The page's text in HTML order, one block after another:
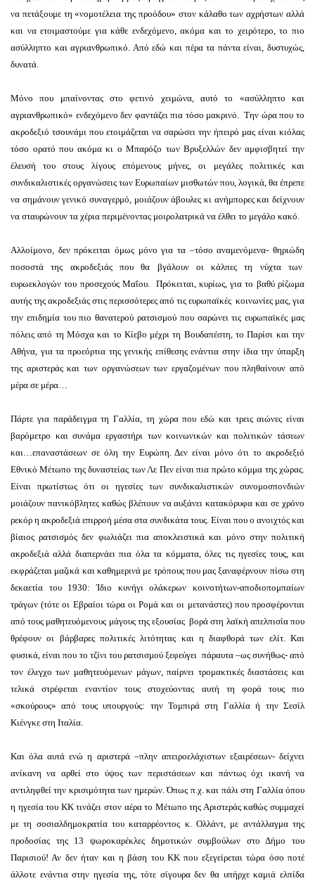
να πετάξουμε τη «νομοτέλεια της προόδου» στον κάλαθο των αχρήστων αλλά
και να ετοιμαστούμε για κάθε ενδεχόμενο, ακόμα και το χειρότερο, το πιο
ασύλληπτο και αγριανθρωπικό. Από εδώ και πέρα τα πάντα είναι, δυστυχώς,
δυνατά.
Μόνο που μπαίνοντας στο φετινό χειμώνα, αυτό το «ασύλληπτο και
αγριανθρωπικό» ενδεχόμενο δεν φαντάζει πια τόσο μακρινό. Την ώρα που το
ακροδεξιό τσουνάμι που ετοιμάζεται να σαρώσει την ήπειρό μας είναι κιόλας
τόσο ορατό που ακόμα κι ο Μπαρόζο των Βρυξελλών δεν αμφισβητεί την
έλευσή του στους λίγους επόμενους μήνες, οι μεγάλες πολιτικές και
συνδικαλιστικές οργανώσεις των Ευρωπαίων μισθωτών που, λογικά, θα έπρεπε
να σημάνουν γενικό συναγερμό, μοιάζουν άβουλες κι ανήμπορες και δείχνουν
να σταυρώνουν τα χέρια περιμένοντας μοιρολατρικά να έλθει το μεγάλο κακό.
Αλλοίμονο, δεν πρόκειται όμως μόνο για τα –τόσο αναμενόμενα- θηριώδη
ποσοστά της ακροδεξιάς που θα βγάλουν οι κάλπες τη νύχτα των
ευρωεκλογών του προσεχούς Μαΐου. Πρόκειται, κυρίως, για το βαθύ ρίζωμα
αυτής της ακροδεξιάς στις περισσότερες από τις ευρωπαϊκές κοινωνίες μας, για
την επιδημία του πιο θανατερού ρατσισμού που σαρώνει τις ευρωπαϊκές μας
πόλεις από τη Μόσχα και το Κίεβο μέχρι τη Βουδαπέστη, το Παρίσι και την
Αθήνα, για τα προεόρτια της γενικής επίθεσης ενάντια στην ίδια την ύπαρξη
της αριστεράς και των οργανώσεων των εργαζομένων που πληθαίνουν από
μέρα σε μέρα…
Πάρτε για παράδειγμα τη Γαλλία, τη χώρα που εδώ και τρεις αιώνες είναι
βαρόμετρο και συνάμα εργαστήρι των κοινωνικών και πολιτικών τάσεων
και…επαναστάσεων σε όλη την Ευρώπη. Δεν είναι μόνο ότι το ακροδεξιό
Εθνικό Μέτωπο της δυναστείας των Λε Πεν είναι πια πρώτο κόμμα της χώρας.
Είναι πρωτίστως ότι οι ηγεσίες των συνδικαλιστικών συνομοσπονδιών
μοιάζουν πανικόβλητες καθώς βλέπουν να αυξάνει κατακόρυφα και σε χρόνο
ρεκόρ η ακροδεξιά επιρροή μέσα στα συνδικάτα τους. Είναι που ο ανοιχτός και
βίαιος ρατσισμός δεν φωλιάζει πια αποκλειστικά και μόνο στην πολιτική
ακροδεξιά αλλά διαπερνάει πια όλα τα κόμματα, όλες τις ηγεσίες τους, και
εκφράζεται μαζικά και καθημερινά με τρόπους που μας ξαναφέρνουν πίσω στη
δεκαετία του 1930: Ίδιο κυνήγι ολάκερων κοινοτήτων-αποδιοπομπαίων
τράγων (τότε οι Εβραίοι τώρα οι Ρομά και οι μετανάστες) που προσφέρονται
από τους μαθητευόμενους μάγους της εξουσίας βορά στη λαϊκή απελπισία που
θρέφουν οι βάρβαρες πολιτικές λιτότητας και η διαφθορά των ελίτ. Και
φυσικά, είναι που το τζίνι του ρατσισμού ξεφεύγει πάραυτα –ως συνήθως- από
τον έλεγχο των μαθητευόμενων μάγων, παίρνει τρομακτικές διαστάσεις και
τελικά στρέφεται εναντίον τους στοχεύοντας αυτή τη φορά τους πιο
«σκούρους» από τους υπουργούς: την Τομπιρά στη Γαλλία ή την Σεσίλ
Κιένγκε στη Ιταλία.
Και όλα αυτά ενώ η αριστερά –πλην απειροελάχιστων εξαιρέσεων- δείχνει
ανίκανη να αρθεί στο ύψος των περιστάσεων και πάντως όχι ικανή να
αντιληφθεί την κρισιμότητα των ημερών. Όπως π.χ. και πάλι στη Γαλλία όπου
η ηγεσία του ΚΚ τινάζει στον αέρα το Μέτωπο της Αριστεράς καθώς συμμαχεί
με τη σοσιαλδημοκρατία του καταρρέοντος κ. Ολλάντ, με αντάλλαγμα της
προδοσίας της 13 ψωροκαρέκλες δημοτικών συμβούλων στο Δήμο του
Παρισιού! Αν δεν ήταν και η βάση του ΚΚ που εξεγείρεται τώρα όσο ποτέ
άλλοτε ενάντια στην ηγεσία της, τότε σίγουρα δεν θα υπήρχε καμιά ελπίδα